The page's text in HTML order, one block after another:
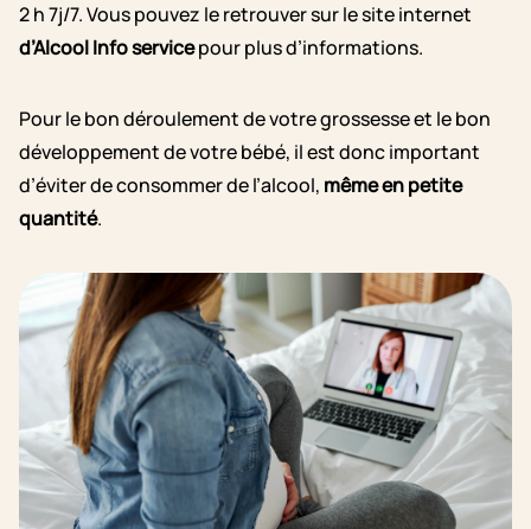
2 h 7j/7. Vous pouvez le retrouver sur le site internet
d’Alcool Info servicepour plus d’informations.
Pour le bon déroulement de votre grossesse et le bon
développement de votre bébé, il est donc important
d’éviter de consommer de l’alcool, même en petite
quantité.